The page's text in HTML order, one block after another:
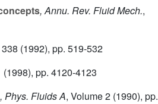
, Annu. Rev. Fluid Mech.,
(1992), pp. 519-532
(1998), pp. 4120-4123
, Phys. Fluids A, Volume 2 (1990), pp.